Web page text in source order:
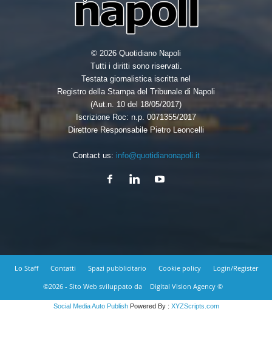
© 2026 Quotidiano Napoli
Tutti i diritti sono riservati.
Testata giornalistica iscritta nel
Registro della Stampa del Tribunale di Napoli
(Aut.n. 10 del 18/05/2017)
Iscrizione Roc: n.p. 0071355/2017
Direttore Responsabile Pietro Leoncelli
Contact us: info@quotidianonapoli.it
Lo Staff Contatti Spazi pubblicitario Cookie policy
Login/Register
©2026 - Sito Web sviluppato da
Digital Vision Agency ©
Social Media Auto PublishPowered By : XYZScripts.com